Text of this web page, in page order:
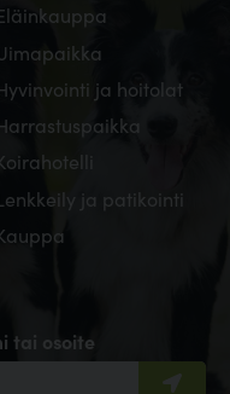
tai osoite
ja hoitolat
ja patikointi